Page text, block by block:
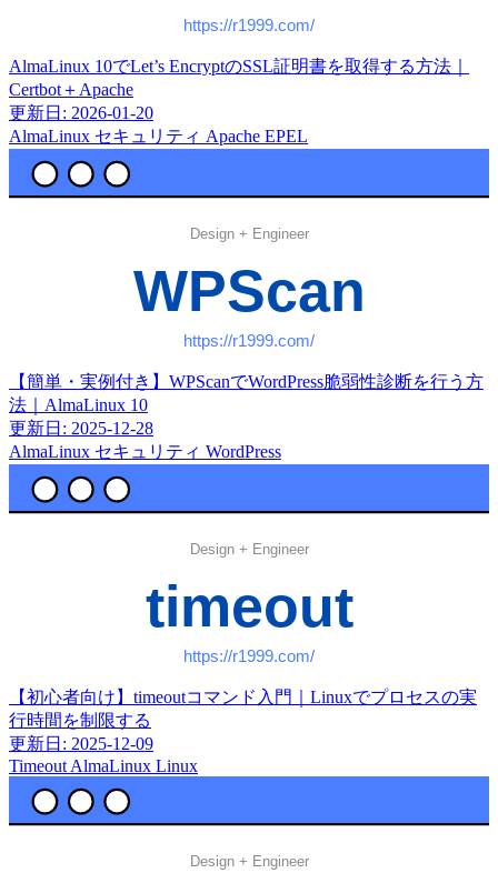
AlmaLinux 10でLet’s EncryptのSSL証明書を取得する方法｜
Certbot＋Apache
更新日: 2026-01-20
AlmaLinux セキュリティ Apache EPEL
【簡単・実例付き】WPScanでWordPress脆弱性診断を行う方
法｜AlmaLinux 10
更新日: 2025-12-28
AlmaLinux セキュリティ WordPress
【初心者向け】timeoutコマンド入門｜Linuxでプロセスの実
行時間を制限する
更新日: 2025-12-09
Timeout AlmaLinux Linux